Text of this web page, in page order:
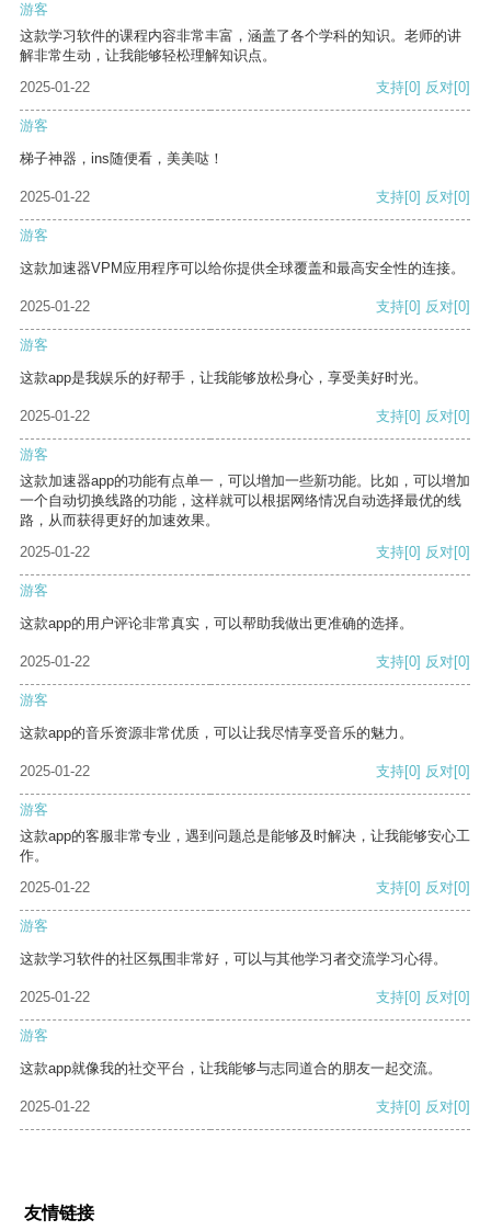
游客
这款学习软件的课程内容非常丰富，涵盖了各个学科的知识。老师的讲
解非常生动，让我能够轻松理解知识点。
2025-01-22
支持[0] 反对[0]
游客
梯子神器，ins随便看，美美哒！
2025-01-22 支持[0] 反对[0]
游客
这款加速器VPM应用程序可以给你提供全球覆盖和最高安全性的连接。
2025-01-22 支持[0] 反对[0]
游客
这款app是我娱乐的好帮手，让我能够放松身心，享受美好时光。
2025-01-22 支持[0] 反对[0]
游客
这款加速器app的功能有点单一，可以增加一些新功能。比如，可以增加
一个自动切换线路的功能，这样就可以根据网络情况自动选择最优的线
路，从而获得更好的加速效果。
2025-01-22
支持[0] 反对[0]
游客
这款app的用户评论非常真实，可以帮助我做出更准确的选择。
2025-01-22 支持[0] 反对[0]
游客
这款app的音乐资源非常优质，可以让我尽情享受音乐的魅力。
2025-01-22 支持[0] 反对[0]
游客
这款app的客服非常专业，遇到问题总是能够及时解决，让我能够安心工
作。
2025-01-22
支持[0] 反对[0]
游客
这款学习软件的社区氛围非常好，可以与其他学习者交流学习心得。
2025-01-22 支持[0] 反对[0]
游客
这款app就像我的社交平台，让我能够与志同道合的朋友一起交流。
2025-01-22 支持[0] 反对[0]
友情链接